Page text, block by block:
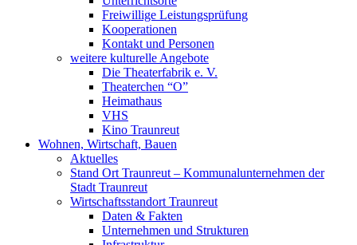
Freiwillige Leistungsprüfung
Kooperationen
Kontakt und Personen
weitere kulturelle Angebote
Die Theaterfabrik e. V.
Theaterchen “O”
Heimathaus
VHS
Kino Traunreut
Wohnen, Wirtschaft, Bauen
Aktuelles
Stand Ort Traunreut – Kommunalunternehmen der
Stadt Traunreut
Wirtschaftsstandort Traunreut
Daten & Fakten
Unternehmen und Strukturen